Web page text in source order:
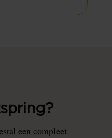
een compleet